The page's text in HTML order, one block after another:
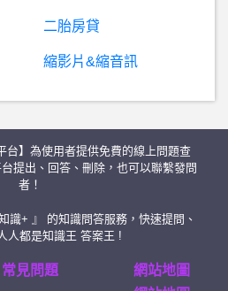
台中漫畫店出清
長的高嗎QQ?
二胎房貸
縮影片&縮音訊
台】為使用者提供免費的線上問題查
提出、回答、刪除，也可以聯繫發問
者！
識+ 』 的知識問答服務，快速提問、
人都是知識王 答案王 !
常見問題
網站地圖